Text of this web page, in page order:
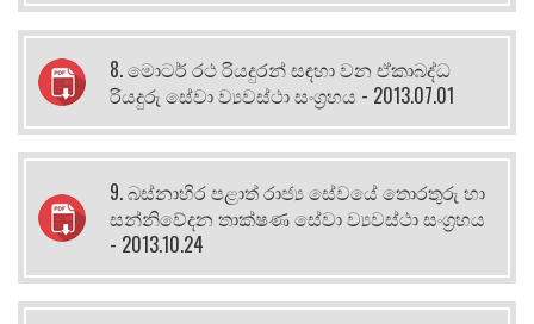
8. මොටර් රථ රියදුරන් සඳහා වන ඒකාබද්ධ
රියදුරු සේවා ව්‍යවස්ථා සංග්‍රහය - 2013.07.01
9. බස්නාහිර පළාත් රාජ්‍ය සේවයේ තොරතුරු හා
සන්නිවේදන තාක්ෂණ සේවා ව්‍යවස්ථා සංග්‍රහය
- 2013.10.24